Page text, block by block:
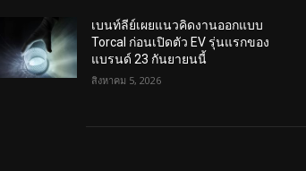
เบนท์ลีย์เผยแนวคิดงานออกแบบ
Torcal ก่อนเปิดตัว EV รุ่นแรกของ
แบรนด์ 23 กันยายนนี้
สิงหาคม 5, 2026